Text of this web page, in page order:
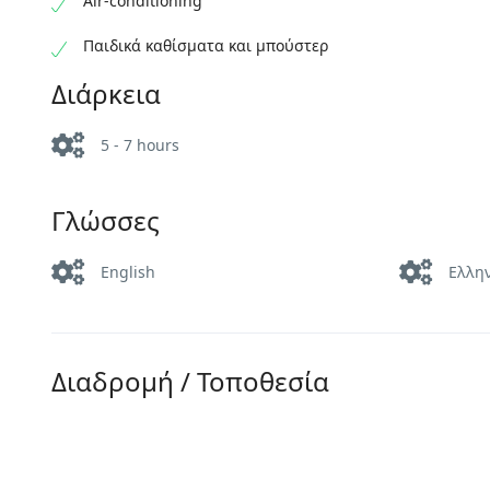
Παιδικά καθίσματα και μπούστερ
Διάρκεια
5 - 7 hours
Γλώσσες
English
Διαδρομή / Τοποθεσία